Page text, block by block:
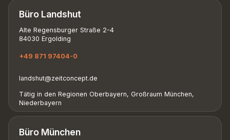
Büro Landshut
Alte Regensburger Straße 2-4
84030 Ergolding
+49 871 97404-0
landshut@zeitconcept.de
Tätig in den Regionen Oberbayern, Großraum München,
Niederbayern
Büro München